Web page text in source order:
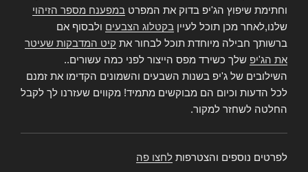
וחתימת שיפוץ הג'יפ בדוק את המפרט במפענח מספר הזיהוי
שלנו,לאחר מכן תוכל לעיין בקטלוג הצבעים ולבסוף אם
ברשותך חבילה מיוחדת תוכל לבחור את קיט המדבקות שעיטר
את הג'יפ שלך כשירד מפס הייצור לפני כמה עשורים..
השילובים של ג'יפ בשנות השבעים והשמונים הקדימו את זמנם
לכל הדעות וכיום הם מבוקשים מתמיד! מקווים שעזרנו לך לקבל
החלטה לשחזר למקור.
לפרטים נוספים והצטרפות לחצו פה